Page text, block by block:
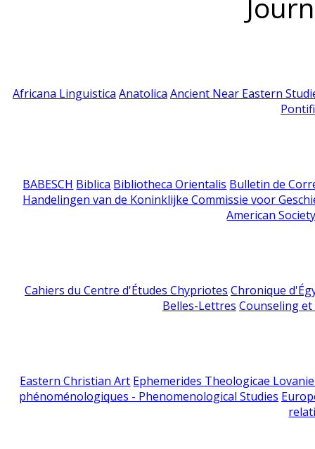
Africana Linguistica Anatolica Ancient Near Eastern
BABESCH Biblica Bibliotheca Orientalis Bulletin de
Handelingen van de Koninklijke Commissie voor
American
Cahiers du Centre d'Études Chypriotes Chronique
Belles-Lettres Counseling
Eastern Christian Art Ephemerides Theologicae
phénoménologiques - Phenomenological Studies